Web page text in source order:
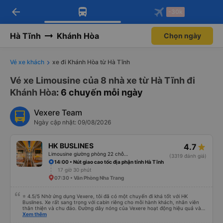
Tải app Vexere ngay!
Nhận ưu đãi thành viên độc
Mở app
Tải app Vexere
-30k/ghế khi đặt vé máy bay qua
Mở app
arrow_back -30k
Hà Tĩnh Khánh Hòa Chọn ngày
Vé xe khách xe đi Khánh Hòa từ Hà Tĩnh
Vé xe Limousine của 8 nhà xe từ Hà Tĩnh đi
Khánh Hòa: 6 chuyến mỗi ngày
Vexere Team
Ngày cập nhật: 09/08/2026
HK BUSLINES 4.7
(3319 đánh giá)
14:00 • Nút giao cao tốc địa phận tỉnh Hà Tĩnh
17 giờ 30 phút
07:30 • Văn Phòng Nha Trang
⭐ 4.5/5 Nhờ ứng dụng Vexere, tôi đã có một chuyến đi khá tốt với HK
Buslines. Xe rất sang trọng với cabin riêng cho mỗi hành khách, nhân viên
thân thiện và chu đáo. Đường dây nóng của Vexere hoạt động hiệu quả và
thể hiện trách nhiệm với khách hàng. Nhược điểm: -0.5 sao vì quy trình đặt
Xem thêm